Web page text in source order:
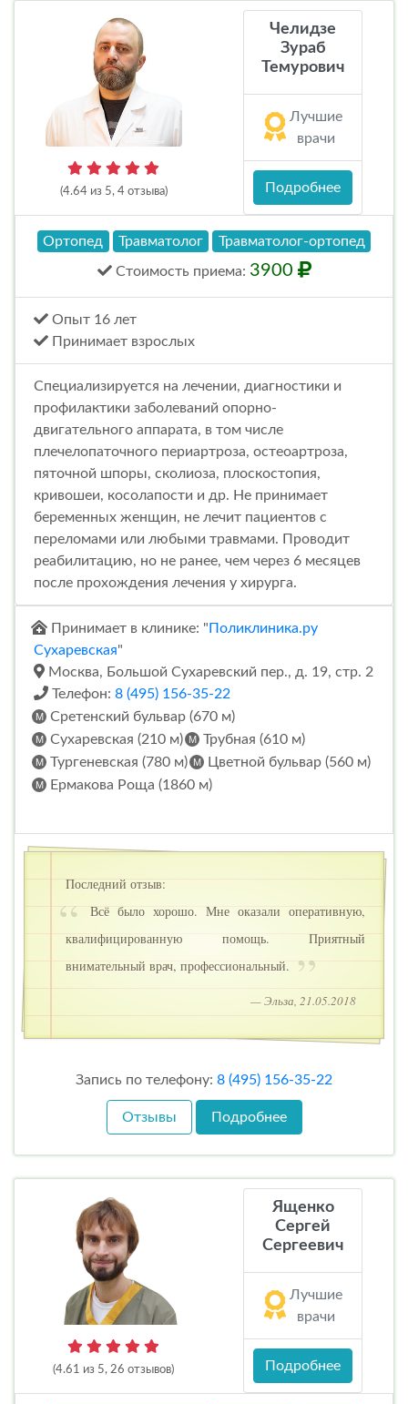
(4.64 из 5, 4 отзыва)
Челидзе
Зураб
Темурович
Лучшие
врачи
Подробнее
Ортопед Травматолог Травматолог-ортопед
Стоимость приема: 3900
Опыт 16 лет
Принимает взрослых
Специализируется на лечении, диагностики и
профилактики заболеваний опорно-
двигательного аппарата, в том числе
плечелопаточного периартроза, остеоартроза,
пяточной шпоры, сколиоза, плоскостопия,
кривошеи, косолапости и др. Не принимает
беременных женщин, не лечит пациентов с
переломами или любыми травмами. Проводит
реабилитацию, но не ранее, чем через 6 месяцев
после прохождения лечения у хирурга.
Принимает в клинике: " Поликлиника.ру
Сухаревская"
Москва, Большой Сухаревский пер., д. 19, стр. 2
Телефон: 8 (495) 156-35-22
Сретенский бульвар (670 м)
Сухаревская (210 м)
Трубная (610 м)
Тургеневская (780 м)
Цветной бульвар (560 м)
Ермакова Роща (1860 м)
Последний отзыв:
Всё было хорошо. Мне оказали оперативную,
квалифицированную помощь. Приятный
внимательный врач, профессиональный.
— Эльза, 21.05.2018
Запись по телефону: 8 (495) 156-35-22
Отзывы Подробнее
(4.61 из 5, 26 отзывов)
Ященко
Сергей
Сергеевич
Лучшие
врачи
Подробнее